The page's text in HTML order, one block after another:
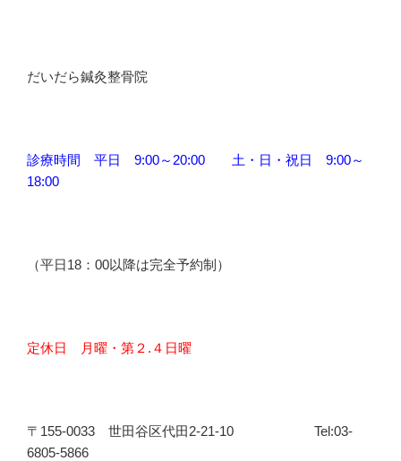
だいだら鍼灸整骨院
診療時間 平日 9:00～20:00 土・日・祝日 9:00～
18:00
（平日18：00以降は完全予約制）
定休日 月曜・第２.４日曜
〒155-0033 世田谷区代田2-21-10 Tel:03-
6805-5866